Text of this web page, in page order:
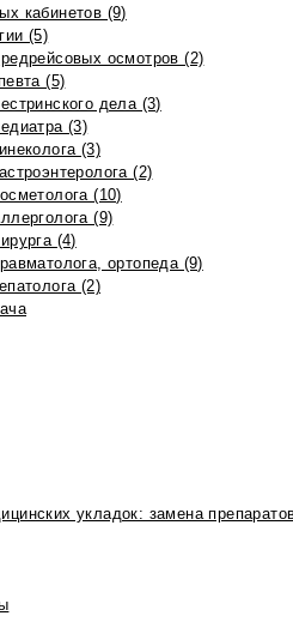
кабинетов (9)
(5)
осмотров (2)
(5)
дела (3)
(3)
(3)
(2)
(10)
(9)
(4)
ортопеда (9)
(2)
укладок: замена